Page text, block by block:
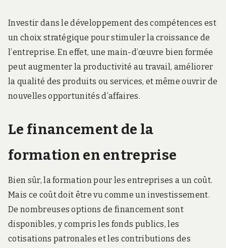
Investir dans le développement des compétences est
un choix stratégique pour stimuler la croissance de
l’entreprise. En effet, une main-d’œuvre bien formée
peut augmenter la productivité au travail, améliorer
la qualité des produits ou services, et même ouvrir de
nouvelles opportunités d’affaires.
Le financement de la
formation en entreprise
Bien sûr, la formation pour les entreprises a un coût.
Mais ce coût doit être vu comme un investissement.
De nombreuses options de financement sont
disponibles, y compris les fonds publics, les
cotisations patronales et les contributions des